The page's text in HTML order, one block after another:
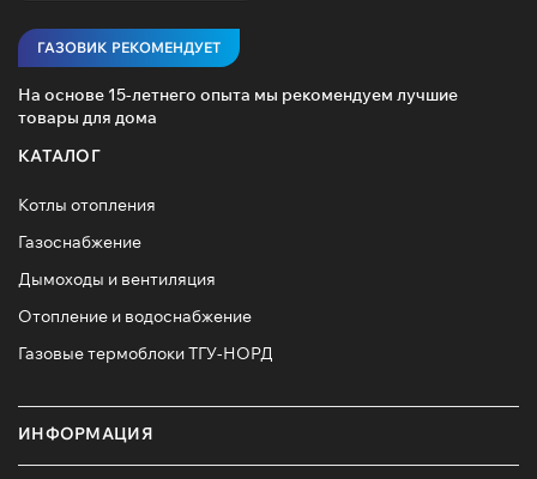
ГАЗОВИК РЕКОМЕНДУЕТ
На основе 15-летнего опыта мы рекомендуем лучшие
товары для дома
КАТАЛОГ
Котлы отопления
Газоснабжение
Дымоходы и вентиляция
Отопление и водоснабжение
Газовые термоблоки ТГУ-НОРД
ИНФОРМАЦИЯ